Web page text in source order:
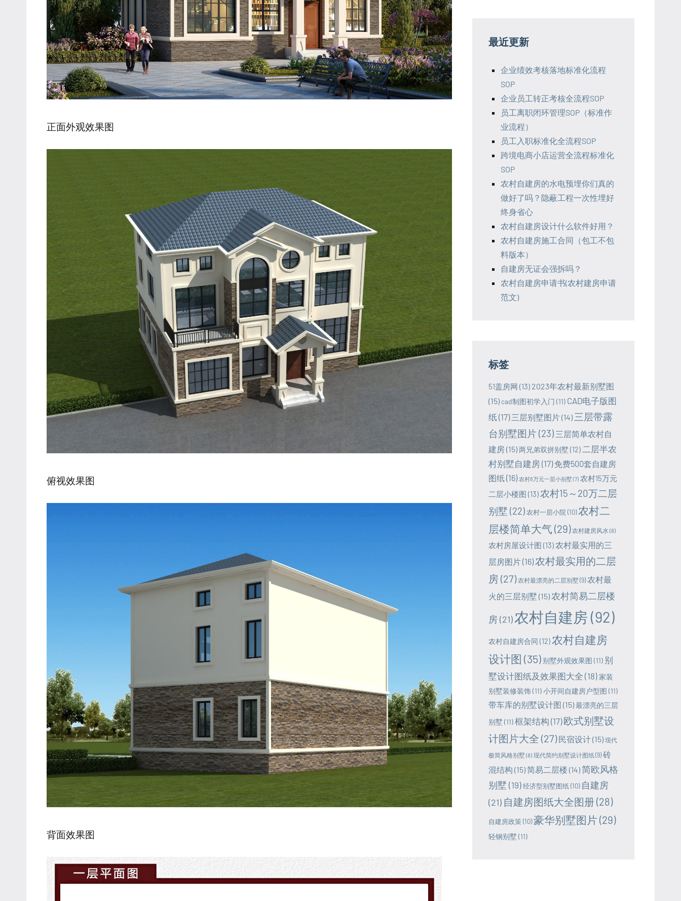
正面外观效果图
俯视效果图
背面效果图
最近更新
企业绩效考核落地标准化流程
SOP
企业员工转正考核全流程SOP
员工离职闭环管理SOP（标准作
业流程）
员工入职标准化全流程SOP
跨境电商小店运营全流程标准化
SOP
农村自建房的水电预埋你们真的
做好了吗？隐蔽工程一次性埋好
终身省心
农村自建房设计什么软件好用？
农村自建房施工合同（包工不包
料版本）
自建房无证会强拆吗？
农村自建房申请书(农村建房申请
范文)
标签
51盖房网 (13) 2023年农村最新别墅图
(15) cad制图初学入门 (11) CAD电子版图
纸(17) 三层别墅图片(14) 三层带露
台别墅图片 (23) 三层简单农村自
建房(15)两兄弟双拼别墅 (12) 二层半农
村别墅自建房(17) 免费500套自建房
图纸(16) 农村8万元一层小别墅(7) 农村15万元
二层小楼图 (13)农村15～20万二层
别墅 (22) 农村一层小院 (10)农村二
层楼简单大气 (29) 农村建房风水 (8)
农村房屋设计图 (13) 农村最实用的三
层房图片(16)农村最实用的二层
房 (27) 农村最漂亮的二层别墅(9) 农村最
火的三层别墅 (15)农村简易二层楼
房(21)农村自建房 (92)
农村自建房合同 (12) 农村自建房
设计图 (35) 别墅外观效果图 (11) 别
墅设计图纸及效果图大全 (18)家装
别墅装修装饰(11)小开间自建房户型图 (11)
带车库的别墅设计图 (15)最漂亮的三层
别墅 (11)框架结构 (17) 欧式别墅设
计图片大全 (27) 民宿设计(15) 现代
极简风格别墅(8) 现代简约别墅设计图纸(9) 砖
混结构 (15)简易二层楼 (14)简欧风格
别墅 (19)经济型别墅图纸(10) 自建房
(21) 自建房图纸大全图册 (28)
自建房政策(10)豪华别墅图片 (29)
轻钢别墅 (11)